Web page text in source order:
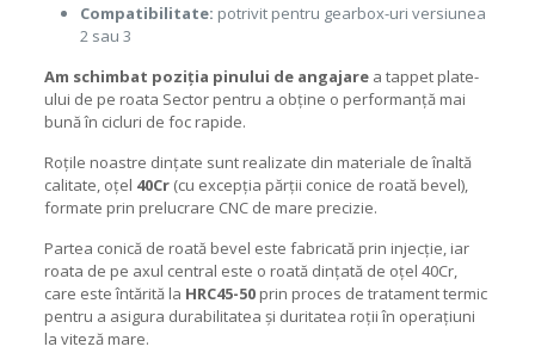
Compatibilitate: potrivit pentru gearbox-uri versiunea
2 sau 3
Am schimbat poziția pinului de angajarea tappet plate-
ului de pe roata Sector pentru a obține o performanță mai
bună în cicluri de foc rapide.
Roțile noastre dințate sunt realizate din materiale de înaltă
calitate, oțel 40Cr(cu excepția părții conice de roată bevel),
formate prin prelucrare CNC de mare precizie.
Partea conică de roată bevel este fabricată prin injecție, iar
roata de pe axul central este o roată dințată de oțel 40Cr,
care este întărită la HRC45-50prin proces de tratament termic
pentru a asigura durabilitatea și duritatea roții în operațiuni
la viteză mare.